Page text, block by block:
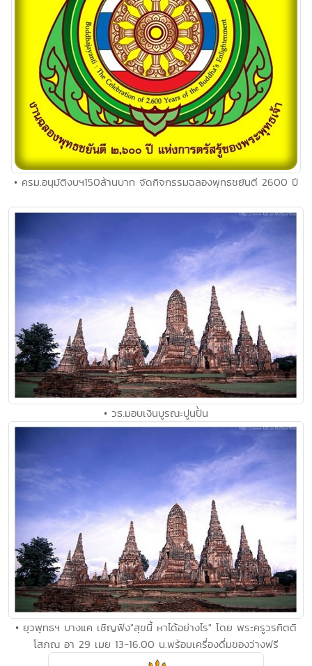
• ครม.อนุมัติงบฯ150ล้านบาท จัดกิจกรรมฉลองพุทธชยันตี 2600 ปี
• วธ.มอบเงินบูรณะปูนปั้น
• ยุวพุทธฯ บางแค เชิญฟัง"สุขนี้ หาได้อย่างไร" โดย พระครูวรกิตติ
โสภณ อา 29 เมย 13-16.00 น.พร้อมเครื่องดื่มของว่างฟรี